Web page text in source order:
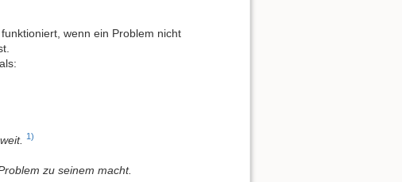
wenn ein Problem nicht
1)
zu seinem macht.